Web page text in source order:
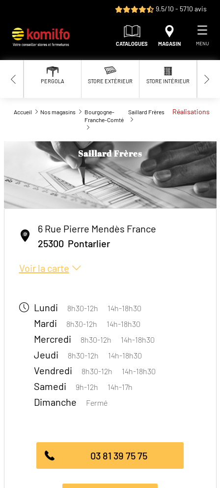
9.5/10 - 5710 avis
CATALOGUES MAGASIN MENU
PERGOLA STORE EXTÉRIEUR STORE INTÉRIEUR
Accueil Nos magasins
Bourgogne-
Franche-Comté
Saillard Frères Réalisations
Saillard Frères
6 Rue Pierre Mendès France
25300 Pontarlier
Voir la carte
Lundi 8h30-12h 14h-18h30
Mardi 8h30-12h 14h-18h30
Mercredi 8h30-12h 14h-18h30
Jeudi 8h30-12h 14h-18h30
Vendredi 8h30-12h 14h-18h30
Samedi 9h-12h 14h-17h
Dimanche Fermé
03 81 39 75 75